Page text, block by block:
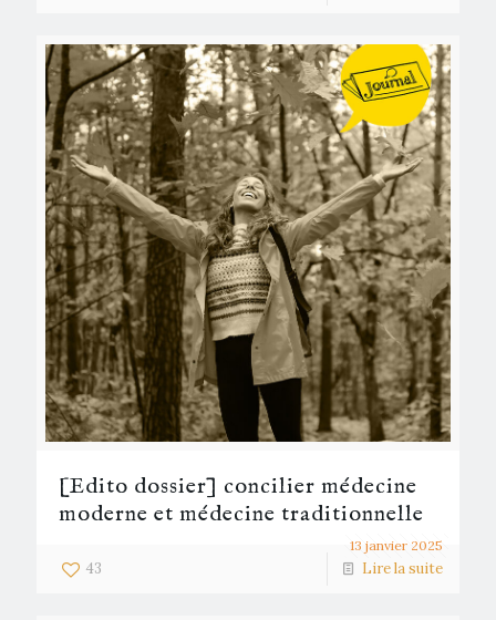
13 janvier 2025
[Edito dossier] concilier médecine
moderne et médecine traditionnelle
43 Lire la suite